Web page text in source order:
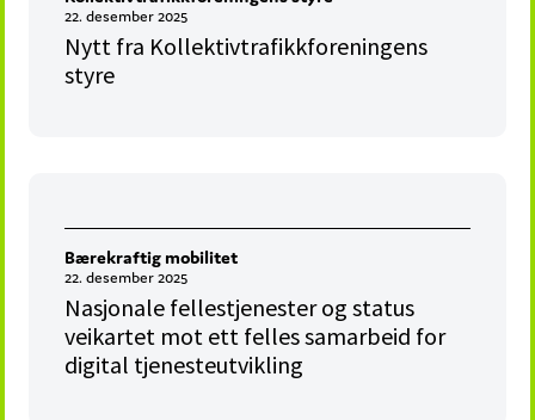
22. desember 2025
Nytt fra Kollektivtrafikkforeningens
styre
Bærekraftig mobilitet
22. desember 2025
Nasjonale fellestjenester og status
veikartet mot ett felles samarbeid for
digital tjenesteutvikling